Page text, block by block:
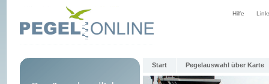
Hilfe
Start Pegelauswahl über Karte